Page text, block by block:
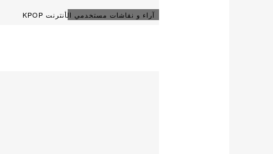
آراء و نقاشات مستخدمي الأنترنت KPOP